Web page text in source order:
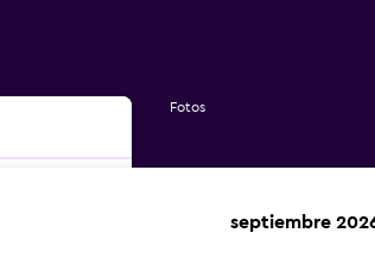
Fotos
septiembre